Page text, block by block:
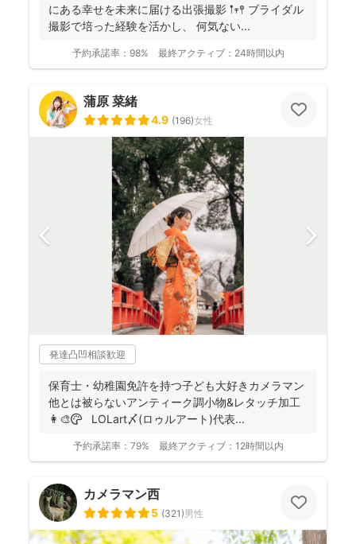
にある幸せを未来に届ける出張撮影 𖡡𖥧𖤣 ブライダル
撮影で培った経験を活かし、 何気ない...
予約承諾率： 98% 最終アクティブ： 24時間以内
蒲原 菜緒
4.9 (196)女性
発達凸凹相談歓迎
保育士・幼稚園免許を持つ子ども大好きカメラマン
他とは被らないアンティーク調小物&レタッチ加工
👩‍🎨🎨 LOLart〆(ロゥルアート)代表...
予約承諾率： 79% 最終アクティブ： 12時間以内
カメラマン西
5 (321)男性